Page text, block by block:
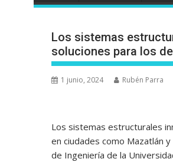
Los sistemas
soluciones para los
1 junio, 2024 Rubén Parra
Los sistemas estructurales
en ciudades como Mazatlán
de Ingeniería de la